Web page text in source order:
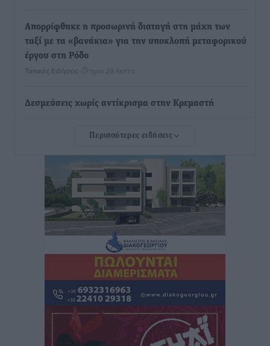
Απορρίφθηκε η προσωρινή διαταγή στη μάχη των
ταξί με τα «βανάκια» για την υποκλοπή μεταφορικού
έργου στη Ρόδο
Τοπικές Ειδήσεις πριν 28 λεπτά
Δεσμεύσεις χωρίς αντίκρισμα στην Κρεμαστή
μπορεί να αποτελέσει τη δεύτερη μεγάλη δύναμη της
Ρόδου»
Ρεπορτάζ πριν 30 λεπτά
Οικοδομική «ανάσα» στη Ρόδο: Αυξάνονται οι άδειες,
οι επεκτάσεις, οι ενεργειακές αναβαθμίσεις σε
ολόκληρο το νησί
πριν 30 λεπτά
Στη Ρόδο απολαμβάνει τις καλοκαιρινές της διακοπές
η Φαίη Σκορδά
Τοπικές Ειδήσεις πριν 32 λεπτά
Περισσότερες ειδήσεις